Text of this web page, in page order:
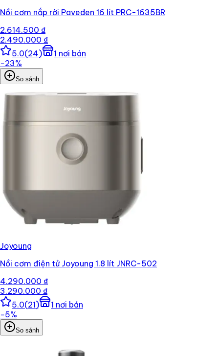
Nồi cơm nắp rời Paveden 16 lít PRC-1635BR
2.614.500 ₫
2.490.000 ₫
5.0(24) 1 nơi bán
−23%
So sánh
Joyoung
Nồi cơm điện tử Joyoung 1.8 lít JNRC-502
4.290.000 ₫
3.290.000 ₫
5.0(21) 1 nơi bán
−5%
So sánh